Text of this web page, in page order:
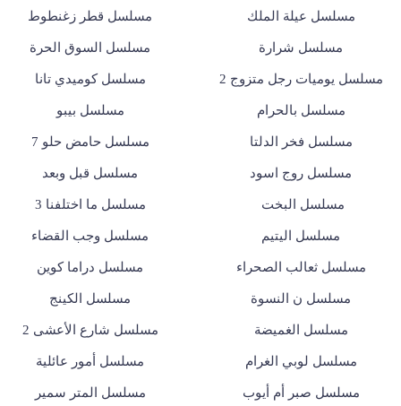
مسلسل عيلة الملك مسلسل قطر زغنطوط
مسلسل شرارة مسلسل السوق الحرة
مسلسل يوميات رجل متزوج 2 مسلسل كوميدي تانا
مسلسل بالحرام مسلسل بيبو
مسلسل فخر الدلتا مسلسل حامض حلو 7
مسلسل روج اسود مسلسل قبل وبعد
مسلسل البخت مسلسل ما اختلفنا 3
مسلسل اليتيم مسلسل وجب القضاء
مسلسل ثعالب الصحراء مسلسل دراما كوين
مسلسل ن النسوة مسلسل الكينج
مسلسل الغميضة مسلسل شارع الأعشى 2
مسلسل لوبي الغرام مسلسل أمور عائلية
مسلسل صبر أم أيوب مسلسل المتر سمير